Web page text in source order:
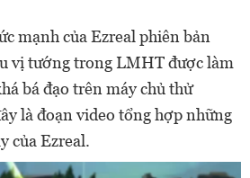
mạnh của Ezreal phiên bản
vị tướng trong LMHT được làm
bá đạo trên máy chủ thử
là đoạn video tổng hợp những
của Ezreal.